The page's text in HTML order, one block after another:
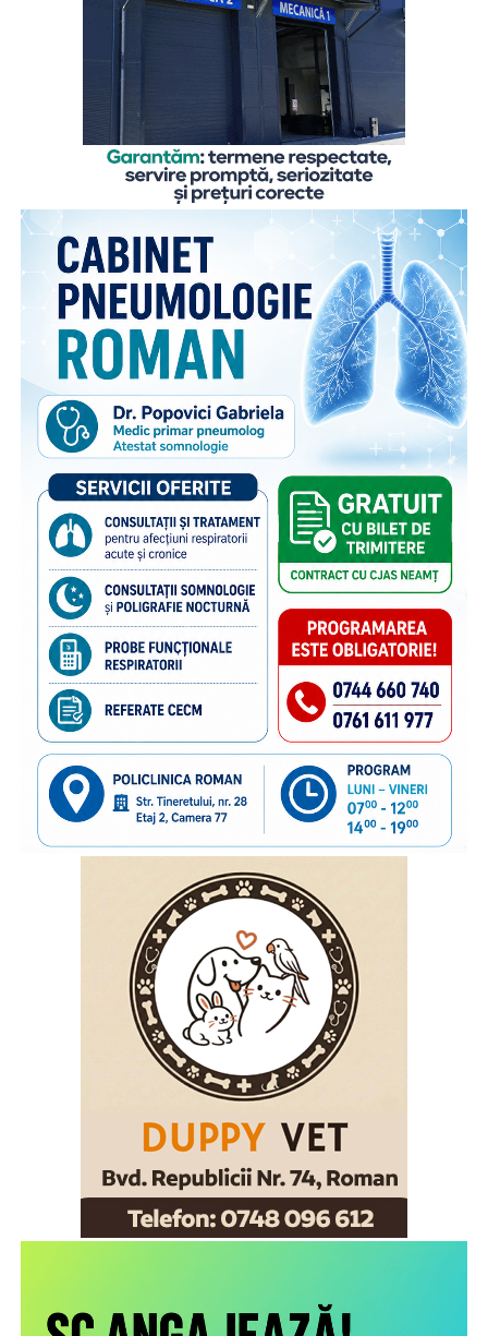
(2011) a raportat o rată a alăptării exclusive până la vârsta
de șase luni de 12,6%, ceea ce subliniază necesitatea
continuării măsurilor de promovare și sprijinire a alăptării.
Lipsa unor date naționale actualizate evidențiază
necesitatea consolidării sistemelor de monitorizare a
practicilor de alimentație a sugarului, precum și continuarea
intervențiilor de promovare și susținere a alăptării.
Marcarea Săptămânii Mondiale a Alăptării din acest an,
reprezintă un prilej de reafirmare a importanței protejării,
promovării și susținerii alăptării printr-o abordare
integrată, fundamentată pe dovezi științifice și pe
colaborarea dintre sistemul de sănătate, autoritățile
publice, angajatori și comunitate.
Alăptarea nu reprezintă doar o alegere individuală, ci și o
responsabilitate colectivă. Crearea unui mediu favorabil
mamelor care alăptează contribuie la îmbunătățirea
sănătății copiilor, la reducerea poverii bolilor și la
dezvoltarea unor comunități mai sănătoase și mai
reziliente. Aceasta este una dintre cele mai valoroase
investiții într-un început sănătos de viață. Împreună putem
construi o societate care sprijină fiecare mamă și fiecare
copil.
Încurajăm viitorii părinți și familiile să solicite informații și
sprijin din partea medicilor, moașelor, asistenților medicali
și consilierilor în alăptare, pentru ca fiecare copil să
beneficieze de cel mai bun început în viață.
Compartimentul de Evaluare a Stării de Sănătate și
Promovare a Sănătății din cadrul Direcției de Sănătate
Publică a Județului Neamț prin distribuirea materialelor
informative pe pagina de Facebook, pe website-ul DSPJ
Neamț și prin intermediul rețelei de asistență medicală
comunitară, va desfășura activități de informare, educare,
comunicare adresate mamelor,ca populație eligibilă, pentru
a marca Săptămâna Mondială a Alăptării (1 – 7 August
2026) și pentru a crește gradul de conștientizare privind
importanța alimentației la sân ca pilon fundamental al
sănătății publice.
Comunicat DSP Neamț